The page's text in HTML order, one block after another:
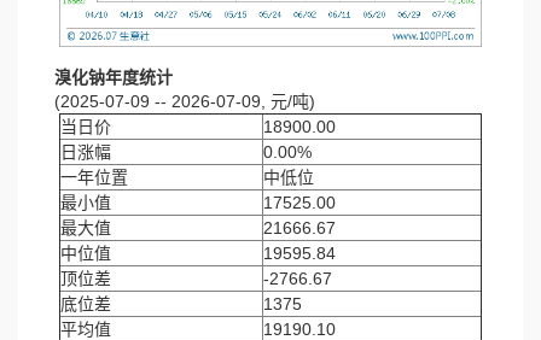
溴化钠年度统计
(2025-07-09 -- 2026-07-09, 元/吨)
当日价
18900.00
日涨幅
0.00%
一年位置
中低位
最小值
17525.00
最大值
21666.67
中位值
19595.84
顶位差
-2766.67
底位差
1375
平均值
19190.10